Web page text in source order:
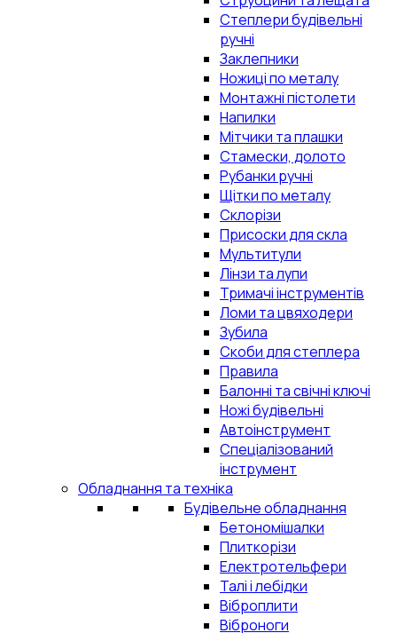
Степлери будівельні
ручні
Заклепники
Ножиці по металу
Монтажні пістолети
Напилки
Мітчики та плашки
Стамески, долото
Рубанки ручні
Щітки по металу
Склорізи
Присоски для скла
Мультитули
Лінзи та лупи
Тримачі інструментів
Ломи та цвяходери
Зубила
Скоби для степлера
Правила
Балонні та свічні ключі
Ножі будівельні
Автоінструмент
Спеціалізований
інструмент
Обладнання та техніка
Будівельне обладнання
Бетономішалки
Плиткорізи
Електротельфери
Талі і лебідки
Віброплити
Віброноги